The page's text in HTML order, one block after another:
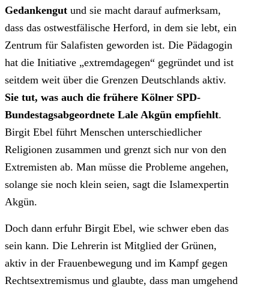
Gedankengut und sie macht darauf aufmerksam,
dass das ostwestfälische Herford, in dem sie lebt, ein
Zentrum für Salafisten geworden ist. Die Pädagogin
hat die Initiative „extremdagegen“ gegründet und ist
seitdem weit über die Grenzen Deutschlands aktiv.
Sie tut, was auch die frühere Kölner SPD-
Bundestagsabgeordnete Lale Akgün empfiehlt.
Birgit Ebel führt Menschen unterschiedlicher
Religionen zusammen und grenzt sich nur von den
Extremisten ab. Man müsse die Probleme angehen,
solange sie noch klein seien, sagt die Islamexpertin
Akgün.
Doch dann erfuhr Birgit Ebel, wie schwer eben das
sein kann. Die Lehrerin ist Mitglied der Grünen,
aktiv in der Frauenbewegung und im Kampf gegen
Rechtsextremismus und glaubte, dass man umgehend